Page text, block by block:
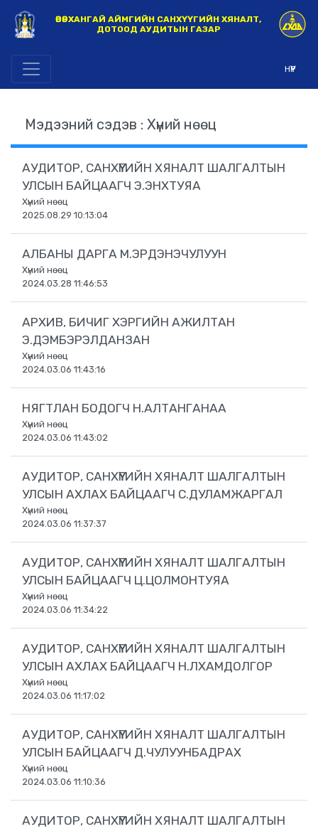
ӨВӨРХАНГАЙ АЙМГИЙН САНХҮҮГИЙН ХЯНАЛТ,
ДОТООД АУДИТЫН ГАЗАР
НҮҮР
Мэдээний сэдэв : Хүний нөөц
АУДИТОР, САНХҮҮГИЙН ХЯНАЛТ ШАЛГАЛТЫН
УЛСЫН БАЙЦААГЧ Э.ЭНХТУЯА
Хүний нөөц
2025.08.29 10:13:04
АЛБАНЫ ДАРГА М.ЭРДЭНЭЧУЛУУН
Хүний нөөц
2024.03.28 11:46:53
АРХИВ, БИЧИГ ХЭРГИЙН АЖИЛТАН
Э.ДЭМБЭРЭЛДАНЗАН
Хүний нөөц
2024.03.06 11:43:16
НЯГТЛАН БОДОГЧ Н.АЛТАНГАНАА
Хүний нөөц
2024.03.06 11:43:02
АУДИТОР, САНХҮҮГИЙН ХЯНАЛТ ШАЛГАЛТЫН
УЛСЫН АХЛАХ БАЙЦААГЧ С.ДУЛАМЖАРГАЛ
Хүний нөөц
2024.03.06 11:37:37
АУДИТОР, САНХҮҮГИЙН ХЯНАЛТ ШАЛГАЛТЫН
УЛСЫН БАЙЦААГЧ Ц.ЦОЛМОНТУЯА
Хүний нөөц
2024.03.06 11:34:22
АУДИТОР, САНХҮҮГИЙН ХЯНАЛТ ШАЛГАЛТЫН
УЛСЫН АХЛАХ БАЙЦААГЧ Н.ЛХАМДОЛГОР
Хүний нөөц
2024.03.06 11:17:02
АУДИТОР, САНХҮҮГИЙН ХЯНАЛТ ШАЛГАЛТЫН
УЛСЫН БАЙЦААГЧ Д.ЧУЛУУНБАДРАХ
Хүний нөөц
2024.03.06 11:10:36
АУДИТОР, САНХҮҮГИЙН ХЯНАЛТ ШАЛГАЛТЫН